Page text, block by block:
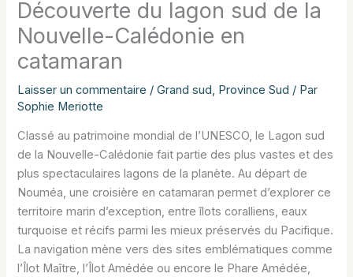
Découverte du lagon sud de la
Nouvelle-Calédonie en
catamaran
Laisser un commentaire /Grand sud, Province Sud / Par
Sophie Meriotte
Classé au patrimoine mondial de l’UNESCO, le Lagon sud
de la Nouvelle-Calédonie fait partie des plus vastes et des
plus spectaculaires lagons de la planète. Au départ de
Nouméa, une croisière en catamaran permet d’explorer ce
territoire marin d’exception, entre îlots coralliens, eaux
turquoise et récifs parmi les mieux préservés du Pacifique.
La navigation mène vers des sites emblématiques comme
l’Îlot Maître, l’Îlot Amédée ou encore le Phare Amédée,